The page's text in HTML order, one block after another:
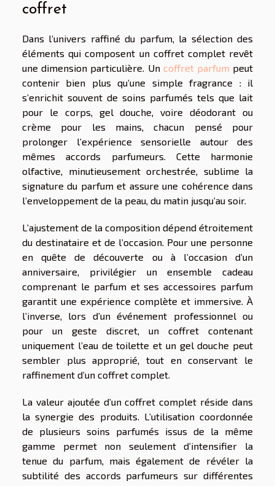
coffret
Dans l’univers raffiné du parfum, la sélection des
éléments qui composent un coffret complet revêt
une dimension particulière. Un coffret parfum peut
contenir bien plus qu’une simple fragrance : il
s’enrichit souvent de soins parfumés tels que lait
pour le corps, gel douche, voire déodorant ou
crème pour les mains, chacun pensé pour
prolonger l’expérience sensorielle autour des
mêmes accords parfumeurs. Cette harmonie
olfactive, minutieusement orchestrée, sublime la
signature du parfum et assure une cohérence dans
l’enveloppement de la peau, du matin jusqu’au soir.
L’ajustement de la composition dépend étroitement
du destinataire et de l’occasion. Pour une personne
en quête de découverte ou à l’occasion d’un
anniversaire, privilégier un ensemble cadeau
comprenant le parfum et ses accessoires parfum
garantit une expérience complète et immersive. À
l’inverse, lors d’un événement professionnel ou
pour un geste discret, un coffret contenant
uniquement l’eau de toilette et un gel douche peut
sembler plus approprié, tout en conservant le
raffinement d’un coffret complet.
La valeur ajoutée d’un coffret complet réside dans
la synergie des produits. L’utilisation coordonnée
de plusieurs soins parfumés issus de la même
gamme permet non seulement d’intensifier la
tenue du parfum, mais également de révéler la
subtilité des accords parfumeurs sur différentes